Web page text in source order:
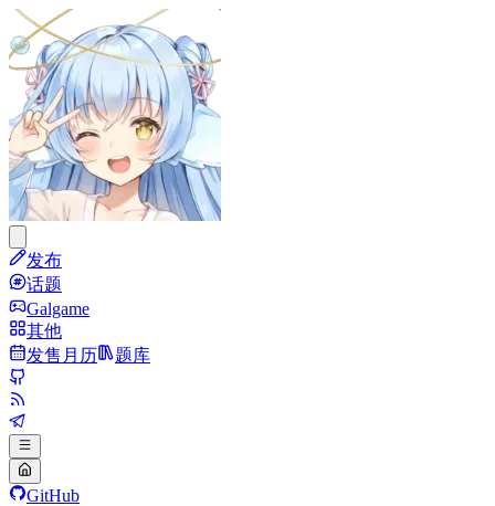
发布
话题
Galgame
其他
发售月历
题库
GitHub